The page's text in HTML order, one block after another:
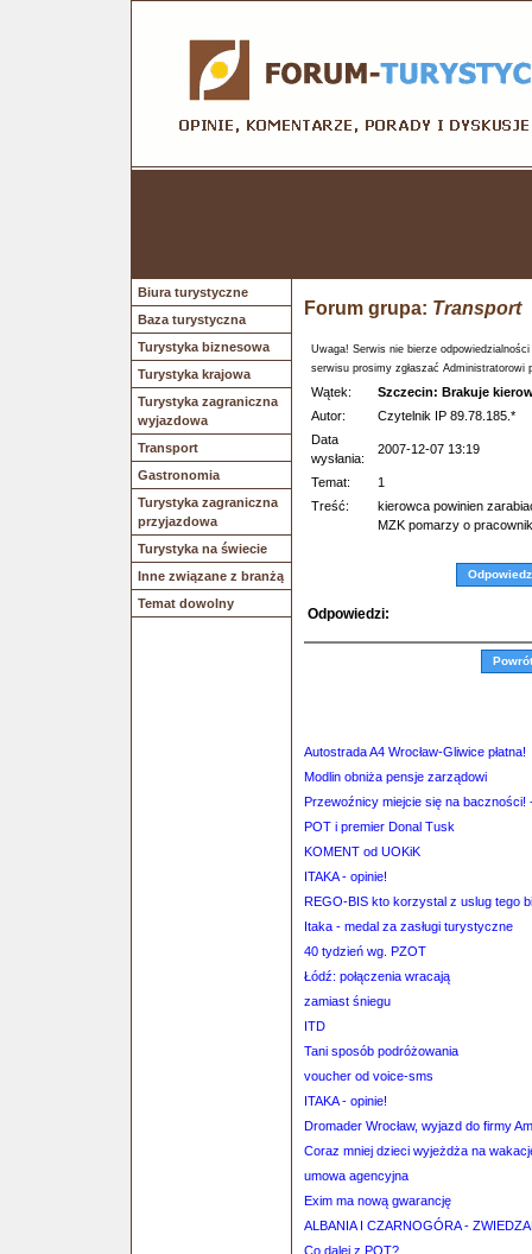
Biura turystyczne
Baza turystyczna
Turystyka biznesowa
Turystyka krajowa
Turystyka zagraniczna
wyjazdowa
Transport
Gastronomia
Turystyka zagraniczna
przyjazdowa
Turystyka na świecie
Inne związane z branżą
Temat dowolny
Forum grupa: Transport
Uwaga! Serwis nie bierze
serwisu prosimy zgłaszać Administratorowi
Wątek:
Szczecin: Brakuje
Autor:
Czytelnik IP 89.78.185.*
Data
wysłania:
2007-12-07 13:19
Temat:
1
Treść:
kierowca powinien
MZK pomarzy o
Odpowiedz
Odpowiedzi:
Autostrada A4 Wrocław-Gliwice płatna!
Modlin obniża pensje zarządowi
Przewoźnicy miejcie się na baczności!
POT i premier Donal Tusk
KOMENT od UOKiK
ITAKA - opinie!
REGO-BIS kto korzystal z uslug tego
Itaka - medal za zasługi turystyczne
40 tydzień wg. PZOT
Łódź: połączenia wracają
zamiast śniegu
ITD
Tani sposób podróżowania
voucher od voice-sms
ITAKA - opinie!
Dromader Wrocław, wyjazd do firmy
Coraz mniej dzieci wyjeżdża na
umowa agencyjna
Exim ma nową gwarancję
ALBANIA I CZARNOGÓRA -
Co dalej z POT?